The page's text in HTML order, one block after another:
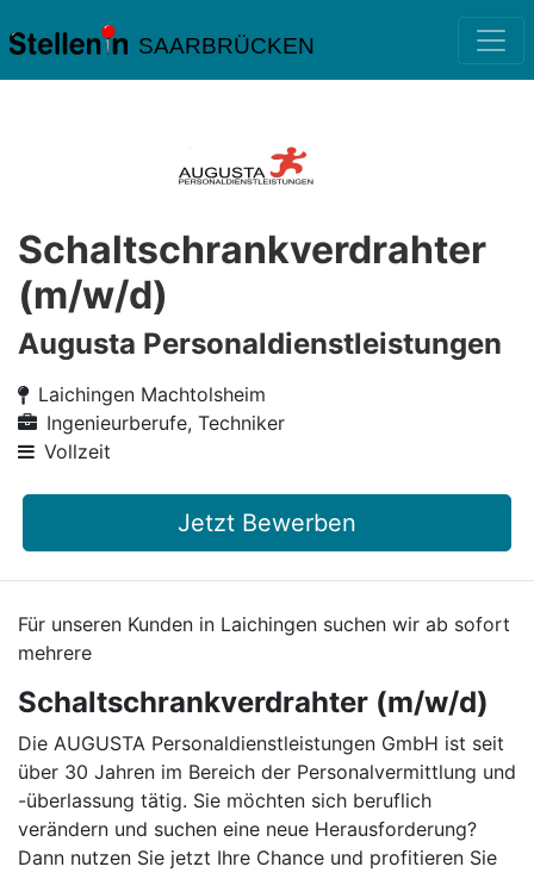
SAARBRÜCKEN
Schaltschrankverdrahter
(m/w/d)
Augusta Personaldienstleistungen
Laichingen Machtolsheim
Ingenieurberufe, Techniker
Vollzeit
Jetzt Bewerben
Für unseren Kunden in Laichingen suchen wir ab sofort
mehrere
Schaltschrankverdrahter (m/w/d)
Die AUGUSTA Personaldienstleistungen GmbH ist seit
über 30 Jahren im Bereich der Personalvermittlung und
-überlassung tätig. Sie möchten sich beruflich
verändern und suchen eine neue Herausforderung?
Dann nutzen Sie jetzt Ihre Chance und profitieren Sie